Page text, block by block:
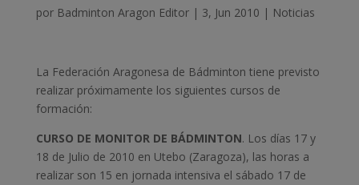
por Badminton Aragon Editor| 3, Jun 2010 | Noticias
La Federación Aragonesa de Bádminton tiene previsto
realizar próximamente los siguientes cursos de
formación:
CURSO DE MONITOR DE BÁDMINTON. Los días 17 y
18 de Julio de 2010 en Utebo (Zaragoza), las horas a
realizar son 15 en jornada intensiva el sábado 17 de